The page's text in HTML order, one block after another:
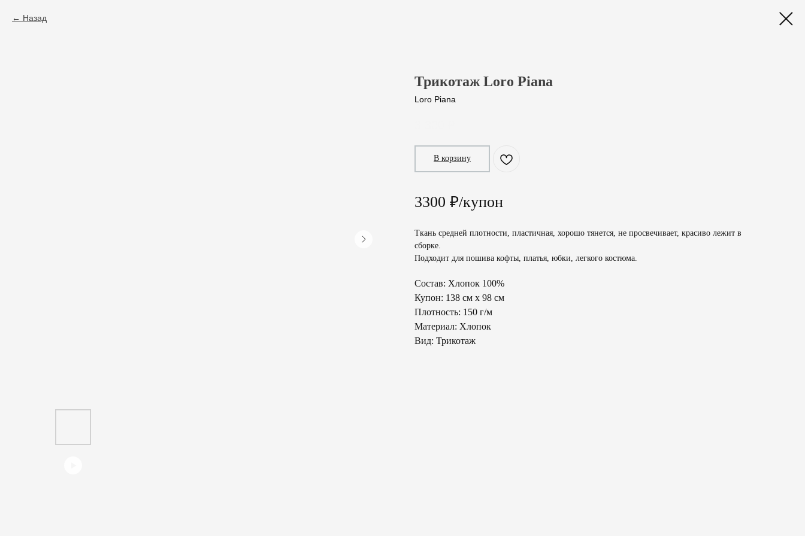
Назад
Трикотаж Loro Piana
Loro Piana
В корзину
3300 ₽/купон
Ткань средней плотности, пластичная, хорошо тянется, не просвечивает, красиво лежит в
сборке.
Подходит для пошива кофты, платья, юбки, легкого костюма.
Состав: Хлопок 100%
Купон: 138 см х 98 см
Плотность: 150 г/м
Материал: Хлопок
Вид: Трикотаж